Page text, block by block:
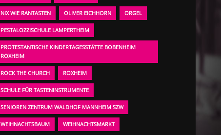
NIX WIE RANTASTEN OLIVER EICHHORN ORGEL
PESTALOZZISCHULE LAMPERTHEIM
PROTESTANTISCHE KINDERTAGESSTÄTTE BOBENHEIM
ROXHEIM
ROCK THE CHURCH ROXHEIM
SCHULE FÜR TASTENINSTRUMENTE
SENIOREN ZENTRUM WALDHOF MANNHEIM SZW
WEIHNACHTSBAUM WEIHNACHTSMARKT